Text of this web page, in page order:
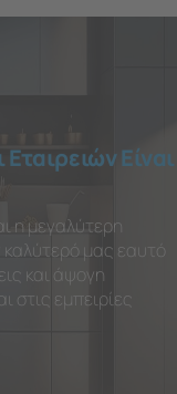
Είναι
η μεγαλύτερη
μας εαυτό
και άψογη
εμπειρίες